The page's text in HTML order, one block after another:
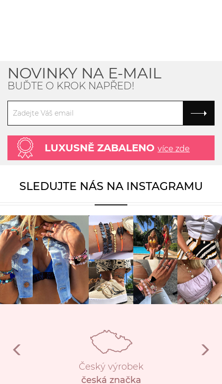
NOVINKY NA E-MAIL
BUĎTE O KROK NAPŘED!
LUXUSNĚ ZABALENO více zde
SLEDUJTE NÁS NA INSTAGRAMU
Český výrobek
česká značka